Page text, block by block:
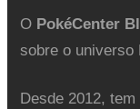
O PokéCenter
sobre o universo
Desde 2012,